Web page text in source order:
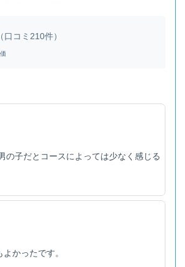
（口コミ210件）
の子だとコースによっては少なく感じる
かったです。